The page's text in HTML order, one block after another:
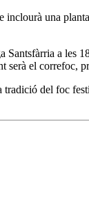
una
a les
serà el correfoc,
del foc